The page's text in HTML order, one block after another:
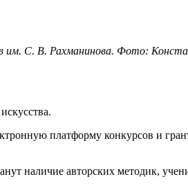
им. С. В. Рахманинова. Фото:
платформу конкурсов и
наличие авторских методик,